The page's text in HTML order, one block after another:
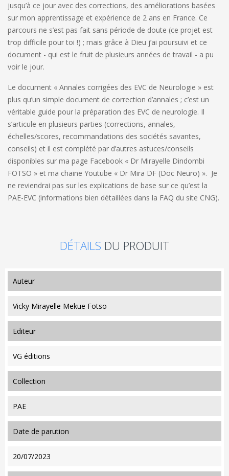
jusqu’à ce jour avec des corrections, des améliorations basées
sur mon apprentissage et expérience de 2 ans en France. Ce
parcours ne s’est pas fait sans période de doute (ce projet est
trop difficile pour toi !) ; mais grâce à Dieu j’ai poursuivi et ce
document - qui est le fruit de plusieurs années de travail - a pu
voir le jour.
Le document « Annales corrigées des EVC de Neurologie » est
plus qu’un simple document de correction d’annales ; c’est un
véritable guide pour la préparation des EVC de neurologie. Il
s’articule en plusieurs parties (corrections, annales,
échelles/scores, recommandations des sociétés savantes,
conseils) et il est complété par d’autres astuces/conseils
disponibles sur ma page Facebook « Dr Mirayelle Dindombi
FOTSO » et ma chaine Youtube « Dr Mira DF (Doc Neuro) ». Je
ne reviendrai pas sur les explications de base sur ce qu’est la
PAE-EVC (informations bien détaillées dans la FAQ du site CNG).
DÉTAILS DU PRODUIT
auteur
Vicky Mirayelle Mekue Fotso
editeur
VG éditions
collection
PAE
date de parution
20/07/2023